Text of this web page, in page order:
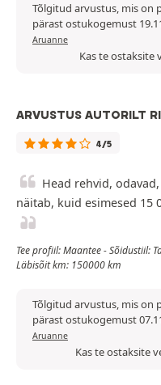
Tõlgitud arvustus, mis on
pärast ostukogemust
Aruanne
Kas te ostaksite
ARVUSTUS AUTORILT
4/5
Head rehvid,
näitab, kuid esimesed 15
Tee profiil: Maantee - Sõidustiil:
Läbisõit km: 150000 km
Tõlgitud arvustus, mis on
pärast ostukogemust
Aruanne
Kas te ostaksite